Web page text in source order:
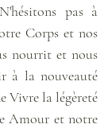
pas à
Corps et nos
nourrit et nous
à la nouveauté
Vivre la légèreté
Amour et notre